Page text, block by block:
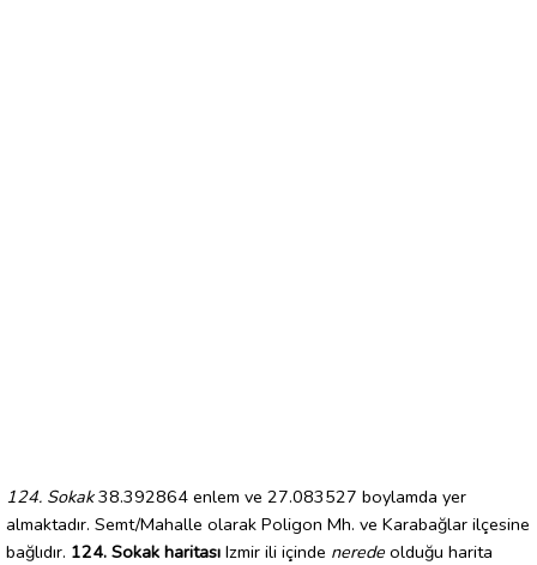
124. Sokak38.392864 enlem ve 27.083527 boylamda yer
almaktadır. Semt/Mahalle olarak Poligon Mh. ve Karabağlar ilçesine
bağlıdır. 124. Sokak haritası Izmir ili içinde nerede olduğu harita